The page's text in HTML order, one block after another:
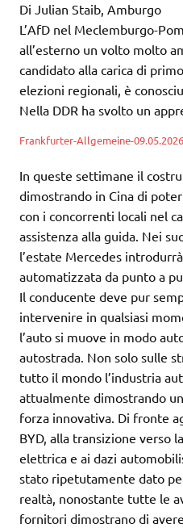
Di Julian Staib, Amburgo
L’AfD nel Meclemburgo-
all’esterno un volto molto
candidato alla carica di
elezioni regionali, è
Nella DDR ha svolto un
Frankfurter-Allgemeine-09.05.2026
In queste settimane il
dimostrando in Cina di
con i concorrenti locali nel
assistenza alla guida. Nei
l’estate Mercedes
automatizzata da punto a
Il conducente deve pur
intervenire in qualsiasi
l’auto si muove in modo
autostrada. Non solo sulle
tutto il mondo l’industria
attualmente dimostrando
forza innovativa. Di fronte
BYD, alla transizione verso
elettrica e ai dazi
stato ripetutamente dato
realtà, nonostante tutte le
fornitori dimostrano di